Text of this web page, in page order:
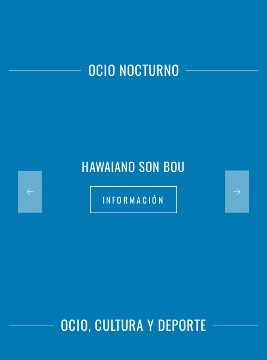
OCIO NOCTURNO
HAWAIANO SON BOU
INFORMACIÓN
OCIO, CULTURA Y DEPORTE